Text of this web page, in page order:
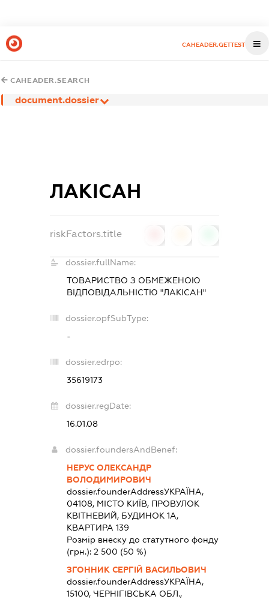
CAHEADER.GETTEST
CAHEADER.SEARCH
document.dossier
ЛАКІСАН
riskFactors.title
dossier.fullName:
ТОВАРИСТВО З ОБМЕЖЕНОЮ
ВІДПОВІДАЛЬНІСТЮ "ЛАКІСАН"
dossier.opfSubType:
-
dossier.edrpo:
35619173
dossier.regDate:
16.01.08
dossier.foundersAndBenef:
НЕРУС ОЛЕКСАНДР
ВОЛОДИМИРОВИЧ
dossier.founderAddressУКРАЇНА,
04108, МІСТО КИЇВ, ПРОВУЛОК
КВІТНЕВИЙ, БУДИНОК 1А,
КВАРТИРА 139
Розмір внеску до статутного фонду
(грн.):2 500 (50 %)
ЗГОННИК СЕРГІЙ ВАСИЛЬОВИЧ
dossier.founderAddressУКРАЇНА,
15100, ЧЕРНІГІВСЬКА ОБЛ.,